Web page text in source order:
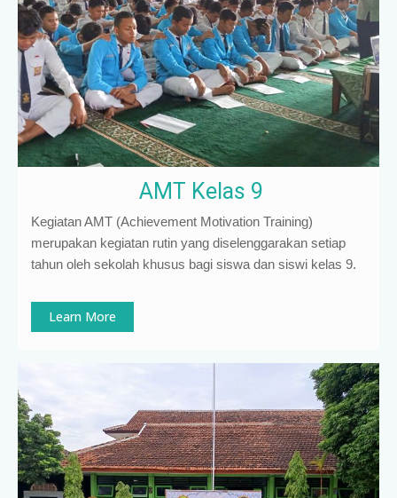
AMT Kelas 9
Kegiatan AMT (Achievement Motivation Training)
merupakan kegiatan rutin yang diselenggarakan setiap
tahun oleh sekolah khusus bagi siswa dan siswi kelas 9.
Learn More